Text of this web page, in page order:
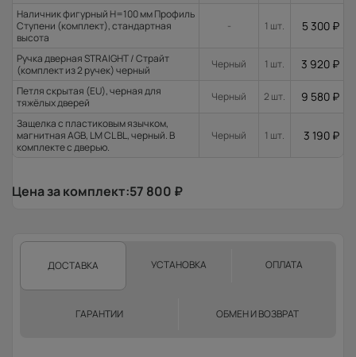
Наличник фигурный H=100 мм Профиль
Ступени (комплект), стандартная
высота
- 1 шт. 5 300 ₽
Ручка дверная STRAIGHT / Страйт
(комплект из 2 ручек) черный
Черный 1 шт. 3 920 ₽
Петля скрытая (EU), черная для
тяжёлых дверей
Черный 2 шт. 9 580 ₽
Защелка с пластиковым язычком,
магнитная AGB, LM CL BL, черный. В
комплекте с дверью.
Черный 1 шт. 3 190 ₽
Цена за комплект:57 800 ₽
ДОСТАВКА УСТАНОВКА ОПЛАТА
ГАРАНТИИ ОБМЕН И ВОЗВРАТ